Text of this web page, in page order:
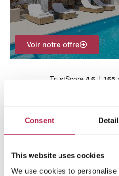
Consent
This website uses cookies
We use cookies to
e
r
:
Voir notre offre
L’équipe Ibiza